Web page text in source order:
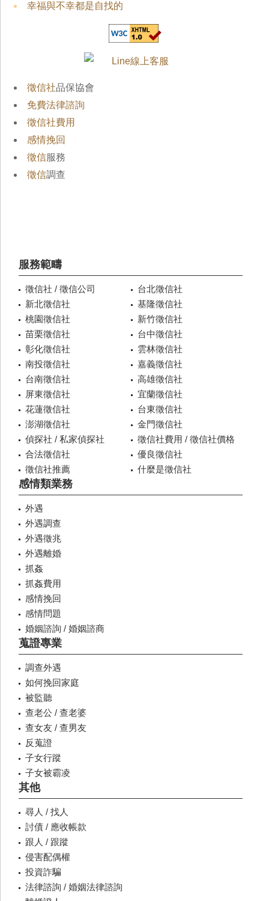
幸福與不幸都是自找的
徵信社品保協會
免費法律諮詢
徵信社費用
感情挽回
徵信服務
徵信調查
服務範疇
徵信社 / 徵信公司
台北徵信社
新北徵信社
基隆徵信社
桃園徵信社
新竹徵信社
苗栗徵信社
台中徵信社
彰化徵信社
雲林徵信社
南投徵信社
嘉義徵信社
台南徵信社
高雄徵信社
屏東徵信社
宜蘭徵信社
花蓮徵信社
台東徵信社
澎湖徵信社
金門徵信社
偵探社 / 私家偵探社
徵信社費用 / 徵信社價格
合法徵信社
優良徵信社
徵信社推薦
什麼是徵信社
感情類業務
外遇
外遇調查
外遇徵兆
外遇離婚
抓姦
抓姦費用
感情挽回
感情問題
婚姻諮詢 / 婚姻諮商
蒐證專業
調查外遇
如何挽回家庭
被監聽
查老公 / 查老婆
查女友 / 查男友
反蒐證
子女行蹤
子女被霸凌
其他
尋人 / 找人
討債 / 應收帳款
跟人 / 跟蹤
侵害配偶權
投資詐騙
法律諮詢 / 婚姻法律諮詢